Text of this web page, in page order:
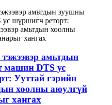
амьтдын
машин DTS ус
Ууттай гэрийн
хоолны аюулгүй
хангах